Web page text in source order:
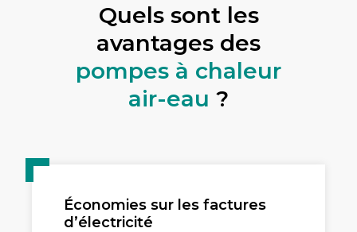
Quels sont les
avantages des
pompes à chaleur
air-eau ?
Économies sur les factures
d’électricité